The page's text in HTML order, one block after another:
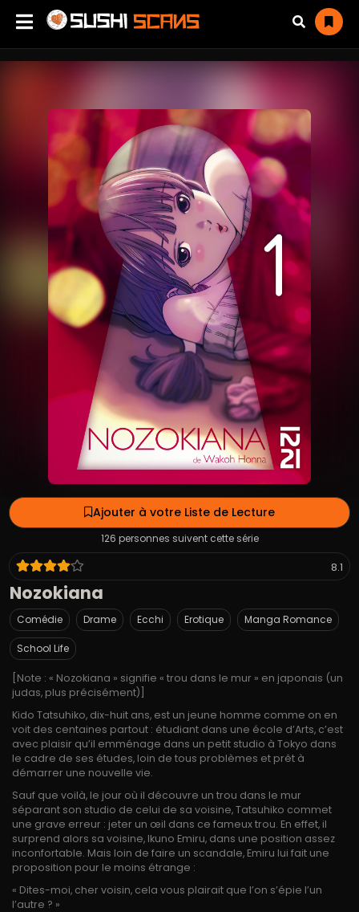
Ajouter à votre Liste de Lecture
126 personnes suivent cette série
8.1
Nozokiana
Comédie Drame Ecchi Erotique Manga Romance
School Life
[Note : « Nozokiana » signifie « trou dans le mur » en japonais (un
judas, plus précisément)]
Kido Tatsuhiko, dix-huit ans, est un jeune homme comme on en
voit des centaines partout : étudiant dans une école d’Arts, c’est
avec plaisir qu’il emménage dans un petit studio à Tokyo dans
le cadre de ses études, loin de tous problèmes et prêt à
démarrer une nouvelle vie.
Sauf que voilà, le jour où il découvre un trou dans le mur
séparant son studio de celui de sa voisine, Tatsuhiko commet
une grave erreur : jeter un œil dans ce fameux trou. En effet, il
surprend alors sa voisine, Ikuno Emiru, dans une position assez
inconfortable. Mais loin de faire un scandale, Emiru lui fait une
proposition pour le moins étrange :
« Dites-moi, cher voisin, cela vous plairait que l’on s’épie l’un
l’autre ? »